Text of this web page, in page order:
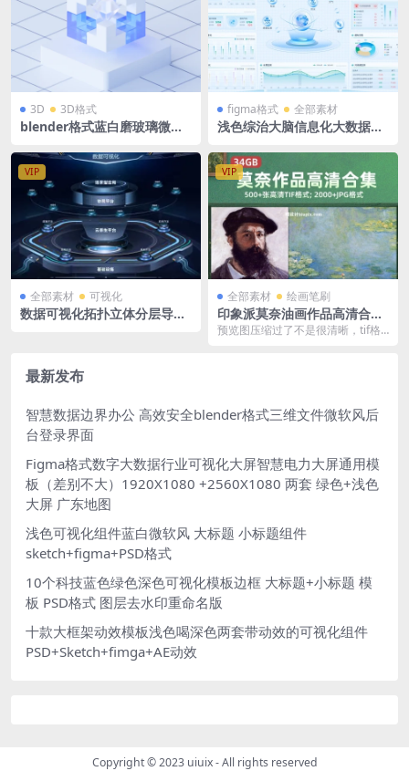
3D 3D格式
blender格式蓝白磨玻璃微软
展台模型含高清PNG
figma格式 全部素材
浅色综治大脑信息化大数据监
1920X1080
VIP
全部素材 可视化
数据可视化拓扑立体分层导航t
VIP
全部素材 绘画笔刷
印象派莫奈油画作品高清合集
500+张 高清TIF格式 2000+jp
预览图压缩过了不是很清晰，tif格
最新发布
智慧数据边界办公 高效安全blender格式三维文件微软风后
台登录界面
Figma格式数字大数据行业可视化大屏智慧电力大屏通用模
板（差别不大）1920X1080 +2560X1080 两套 绿色+浅色
大屏 广东地图
浅色可视化组件蓝白微软风 大标题 小标题组件
sketch+figma+PSD格式
10个科技蓝色绿色深色可视化模板边框 大标题+小标题 模
板 PSD格式 图层去水印重命名版
十款大框架动效模板浅色喝深色两套带动效的可视化组件
PSD+Sketch+fimga+AE动效
Copyright © 2023 uiuix- All rights reserved